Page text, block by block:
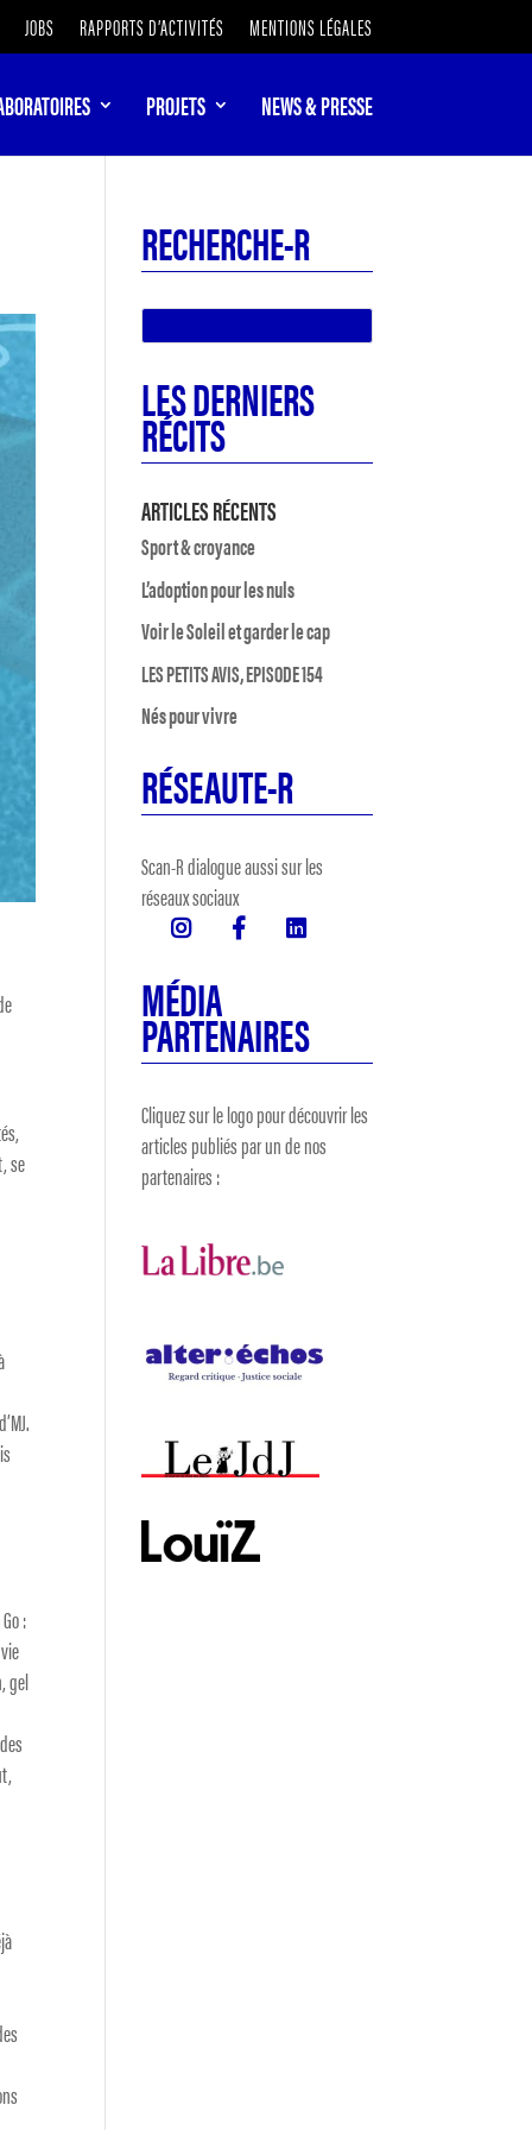
JOBS RAPPORTS D’ACTIVITÉS MENTIONS LÉGALES
PROJETS NEWS & PRESSE
se
:
gel
RECHERCHE-R
LES DERNIERS
RÉCITS
ARTICLES RÉCENTS
Sport & croyance
L’adoption pour les nuls
Voir le Soleil et garder le cap
LES PETITS AVIS, EPISODE 154
Nés pour vivre
RÉSEAUTE-R
Scan-R dialogue aussi sur les
réseaux sociaux
MÉDIA
PARTENAIRES
Cliquez sur le logo pour découvrir les
articles publiés par un de nos
partenaires :